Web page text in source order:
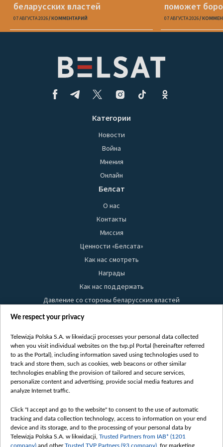
беларусских властей
07 АВГУСТА 2026 КОММЕНТАРИЙ
поможет
07 АВГУСТА 2026
Категории
Новости
Война
Мнения
Онлайн
Белсат
О нас
Контакты
Миссия
Ценности «Белсата»
Как нас смотреть
Награды
Как нас поддержать
Давление со стороны беларусских властей
Правила использования материалов
Безопасность
Youtube
Белсат news
Белсат Life
Belsat English
Biełsat PL
Белсат Now
We respect your privacy
Telewizja Polska S.A. w likwidacji processes your personal data collected
when you visit individual websites on the tvp.pl Portal (hereinafter referred
to as the Portal), including information saved using technologies used to
track and store them, such as cookies, web beacons or other similar
technologies enabling the provision of tailored and secure services,
personalize content and advertising, provide social media features and
analyze Internet traffic.
Click "I accept and go to the website" to consent to the use of automatic
tracking and data collection technology, access to information on your end
device and its storage, and to the processing of your personal data by
Telewizja Polska S.A. w likwidacji, Trusted Partners from IAB* (1201
company) and otherTrusted TVP Partners (93 company) , for marketing